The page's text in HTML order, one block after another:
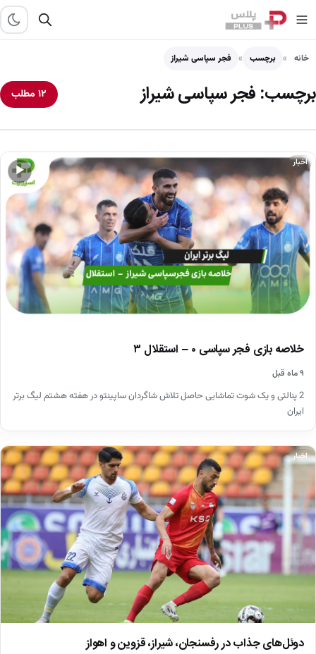
خانه برچسب فجر سپاسی شیراز
برچسب: فجر سپاسی شیراز ۱۲ مطلب
▶
اخبار
خلاصه بازی فجر سپاسی ۰ – استقلال ۳
۹ ماه قبل
2 پنالتی و یک شوت تماشایی حاصل تلاش شاگردان ساپینتو در هفته هشتم لیگ برتر
ایران
اخبار
دوئل‌های جذاب در رفسنجان، شیراز، قزوین و اهواز